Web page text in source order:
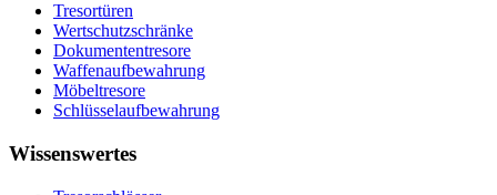
Tresortüren
Wertschutzschränke
Dokumententresore
Waffenaufbewahrung
Möbeltresore
Schlüsselaufbewahrung
Wissenswertes